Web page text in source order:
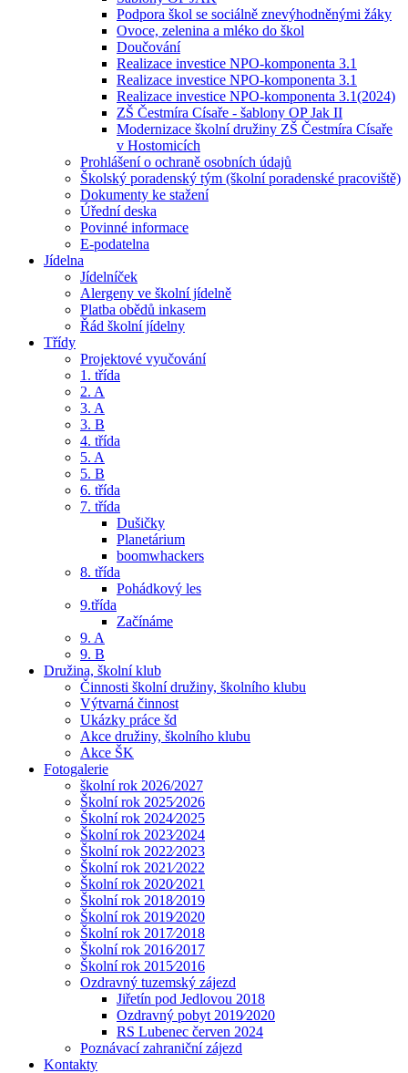
Podpora škol se sociálně znevýhodněnými žáky
Ovoce, zelenina a mléko do škol
Doučování
Realizace investice NPO-komponenta 3.1
Realizace investice NPO-komponenta 3.1
Realizace investice NPO-komponenta 3.1(2024)
ZŠ Čestmíra Císaře - šablony OP Jak II
Modernizace školní družiny ZŠ Čestmíra Císaře
v Hostomicích
Prohlášení o ochraně osobních údajů
Školský poradenský tým (školní poradenské pracoviště)
Dokumenty ke stažení
Úřední deska
Povinné informace
E-podatelna
Jídelna
Jídelníček
Alergeny ve školní jídelně
Platba obědů inkasem
Řád školní jídelny
Třídy
Projektové vyučování
1. třída
2. A
3. A
3. B
4. třída
5. A
5. B
6. třída
7. třída
Dušičky
Planetárium
boomwhackers
8. třída
Pohádkový les
9.třída
Začínáme
9. A
9. B
Družina, školní klub
Činnosti školní družiny, školního klubu
Výtvarná činnost
Ukázky práce šd
Akce družiny, školního klubu
Akce ŠK
Fotogalerie
školní rok 2026/2027
Školní rok 2025⁄2026
Školní rok 2024⁄2025
Školní rok 2023⁄2024
Školní rok 2022⁄2023
Školní rok 2021⁄2022
Školní rok 2020⁄2021
Školní rok 2018⁄2019
Školní rok 2019⁄2020
Školní rok 2017⁄2018
Školní rok 2016⁄2017
Školní rok 2015⁄2016
Ozdravný tuzemský zájezd
Jiřetín pod Jedlovou 2018
Ozdravný pobyt 2019⁄2020
RS Lubenec červen 2024
Poznávací zahraniční zájezd
Kontakty